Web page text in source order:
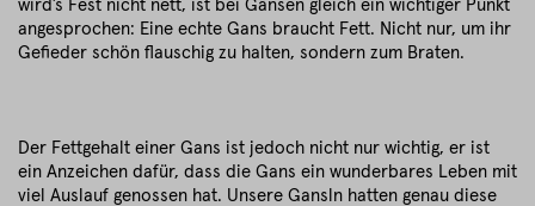
wird’s Fest nicht nett, ist bei Gänsen gleich ein wichtiger Punkt
angesprochen: Eine echte Gans braucht Fett. Nicht nur, um ihr
Gefieder schön flauschig zu halten, sondern zum Braten.
Der Fettgehalt einer Gans ist jedoch nicht nur wichtig, er ist
ein Anzeichen dafür, dass die Gans ein wunderbares Leben mit
viel Auslauf genossen hat. Unsere Gansln hatten genau diese